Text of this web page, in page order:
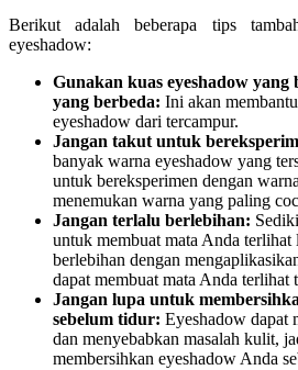
Berikut adalah beberapa tips
eyeshadow:
Gunakan kuas eyeshadow
yang berbeda: Ini akan
eyeshadow dari tercampur.
Jangan takut untuk
banyak warna eyeshadow yang
untuk bereksperimen dengan
menemukan warna yang paling
Jangan terlalu berlebihan:
untuk membuat mata Anda
berlebihan dengan
dapat membuat mata Anda terlihat
Jangan lupa untuk
sebelum tidur: Eyeshadow dapat
dan menyebabkan masalah kulit,
membersihkan eyeshadow Anda